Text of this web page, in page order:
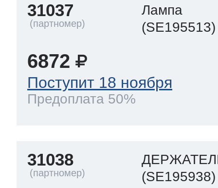
31037
Лампа
(SE195513)
6872
Поступит 18 ноября
Предоплата 50%
31038
(SE195938)